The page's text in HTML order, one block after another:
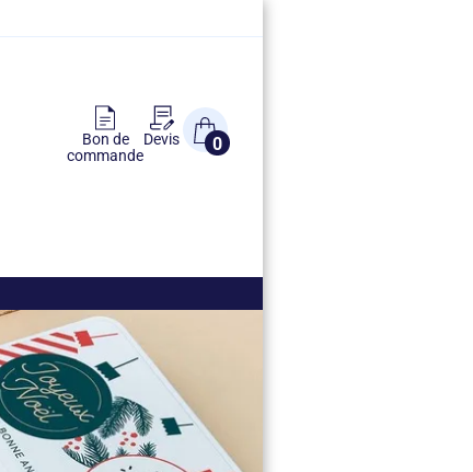
Bon de
commande
Devis 0